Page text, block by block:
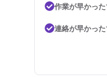
作業が早かっ
連絡が早かっ